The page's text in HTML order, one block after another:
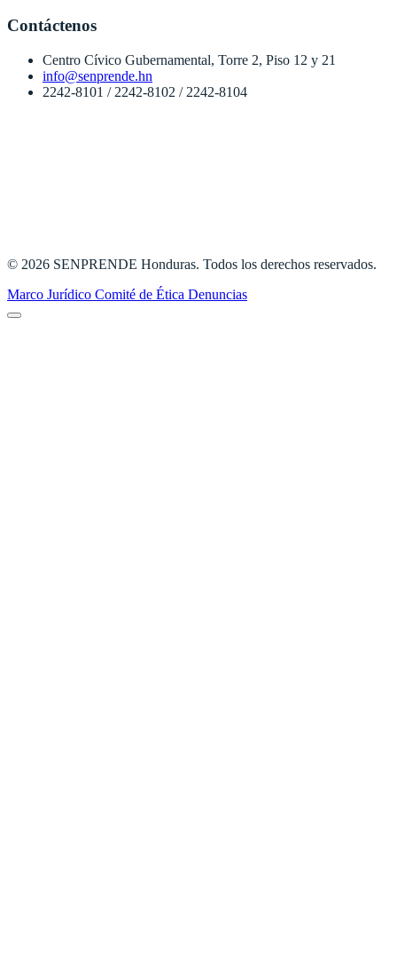
Contáctenos
Centro Cívico Gubernamental, Torre 2, Piso 12 y 21
info@senprende.hn
2242-8101 / 2242-8102 / 2242-8104
© 2026 SENPRENDE Honduras. Todos los derechos reservados.
Marco Jurídico Comité de Ética Denuncias